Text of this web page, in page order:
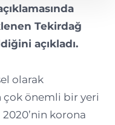
Tekirdağ
açıkladı.
olarak
çok önemli bir yeri
korona